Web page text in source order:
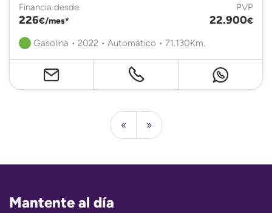
Financia desde
226€/mes*
PVP
22.900€
Gasolina • 2022 • Automático • 71.130Km.
« »
Mantente al día